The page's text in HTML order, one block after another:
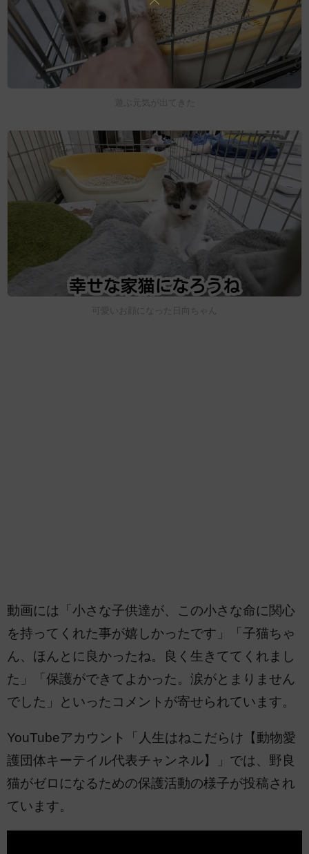
遊ぶ元気が出てきた
可愛いお顔になった日向ちゃん
動画には「小さな子供達が、この小さな命に関心
を持ってくれた事が嬉しかったです」「子猫ちゃ
ん、ほんとに良かったね。良く生きててくれまし
た」「保護ができてよかった。涙がとまりません
でした」といったコメントが寄せられています。
YouTubeアカウント「人生はねこだらけ【動物愛
護団体キーテイル代表チャンネル】」では、野良
猫がゼロになるための保護活動の様子が投稿され
ています。